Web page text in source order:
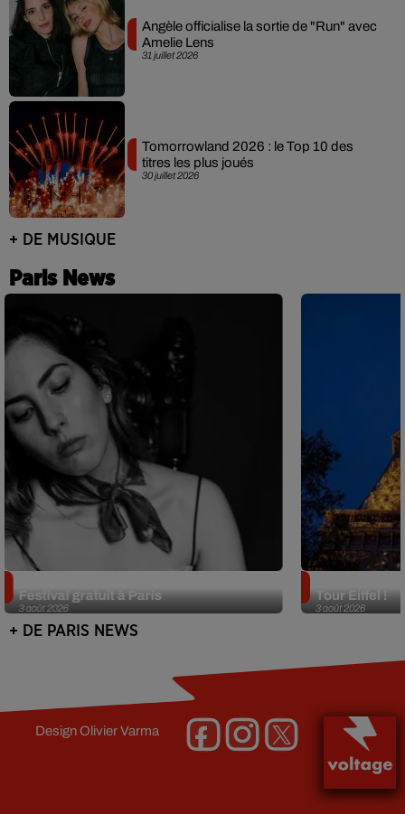
31 juillet 2026
Angèle officialise la sortie de "Run" avec
Amelie Lens
30 juillet 2026
Tomorrowland 2026 : le Top 10 des
titres les plus joués
+ DE MUSIQUE
Paris News
3 août 2026
Festival gratuit à Paris
3 août 2026
Tour Eiffel !
+ DE PARIS NEWS
DesignOlivier Varma